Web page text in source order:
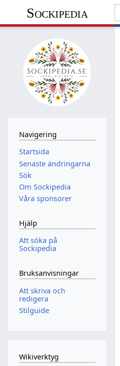
Sockipedia
Navigering
Startsida
Senaste ändringarna
Sök
Om Sockipedia
Våra sponsorer
Hjälp
Att söka på
Sockipedia
Bruksanvisningar
Att skriva och
redigera
Stilguide
Wikiverktyg